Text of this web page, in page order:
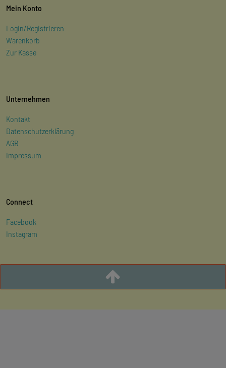
Mein Konto
Login/Registrieren
Warenkorb
Zur Kasse
Unternehmen
Kontakt
Datenschutzerklärung
AGB
Impressum
Connect
Facebook
Instagram